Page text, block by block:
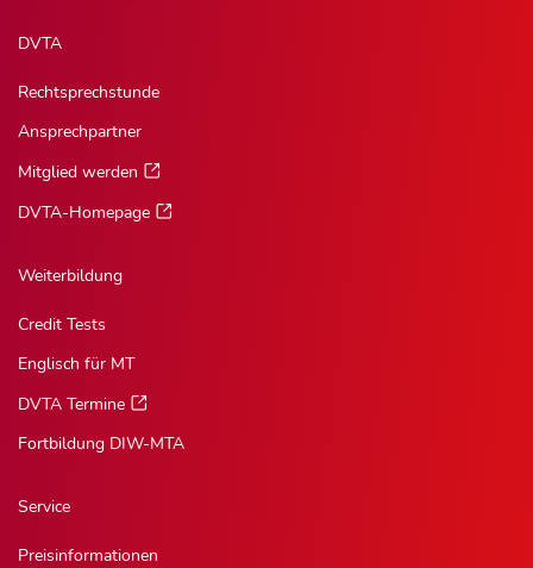
DVTA
Rechtsprechstunde
Ansprechpartner
Mitglied werden
DVTA-Homepage
Weiterbildung
Credit Tests
Englisch für MT
DVTA Termine
Fortbildung DIW-MTA
Service
Preisinformationen